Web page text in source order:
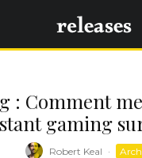
: Comment
gaming
Robert Keal ·